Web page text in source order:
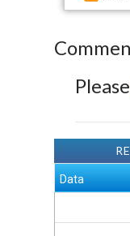
Please
Data